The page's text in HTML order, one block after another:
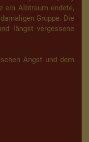
ein Albtraum endete,
Gruppe. Die
längst vergessene
Angst und dem